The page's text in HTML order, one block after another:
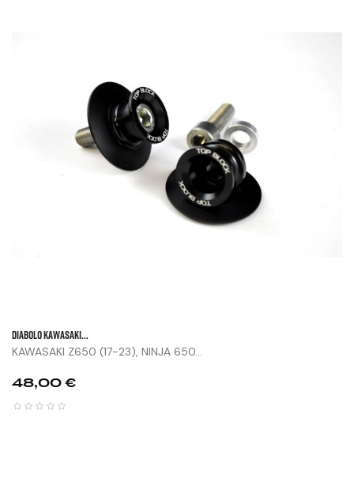
DIABOLO KAWASAKI...
KAWASAKI Z650 (17-23), NINJA 650...
Prix
48,00 €